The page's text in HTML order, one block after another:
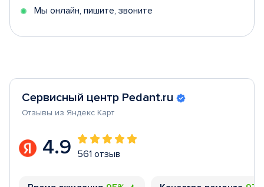
Мы онлайн, пишите, звоните
Сервисный центр Pedant.ru
Отзывы из Яндекс Карт
4.9 561 отзыв